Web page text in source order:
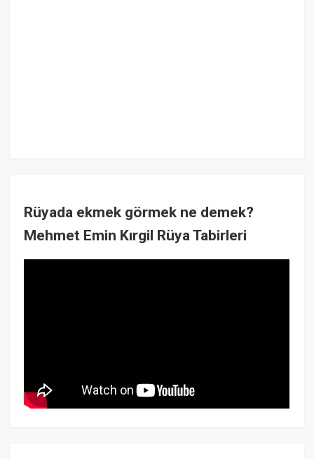
Rüyada ekmek görmek ne demek?
Mehmet Emin Kırgil Rüya Tabirleri